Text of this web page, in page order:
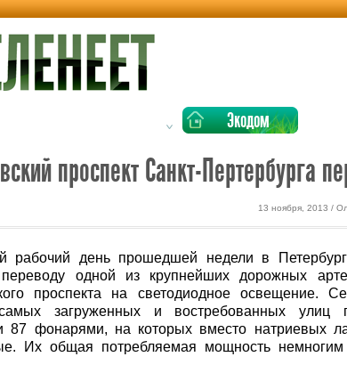
Экодом
проспект Санкт-Пертербурга
13 ноября, 2013 /
рабочий день прошедшей недели в
одной из крупнейших дорожных
проспекта на светодиодное освещение.
загруженных и востребованных улиц
87 фонарями, на которых вместо натриевых
Их общая потребляемая мощность